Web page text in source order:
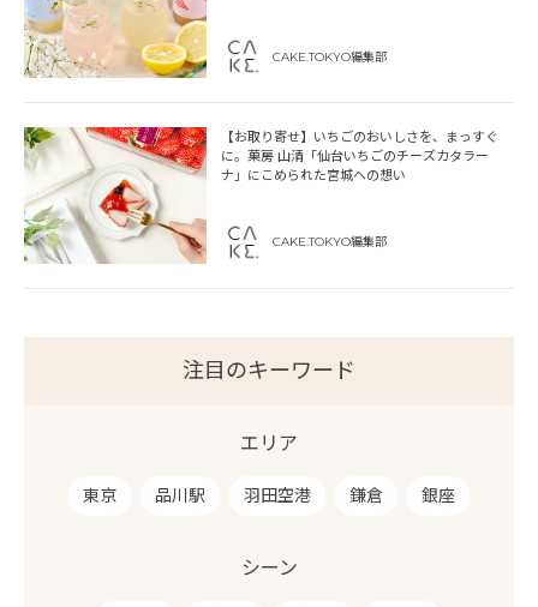
CAKE.TOKYO編集部
【お取り寄せ】いちごのおいしさを、まっすぐ
に。菓房 山清「仙台いちごのチーズカタラー
ナ」にこめられた宮城への想い
CAKE.TOKYO編集部
注目のキーワード
エリア
東京 品川駅 羽田空港 鎌倉 銀座
シーン